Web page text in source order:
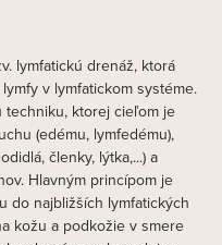
lymfatickú drenáž, ktorá
v lymfatickom systéme.
techniku, ktorej cieľom je
(edému, lymfedému),
členky, lýtka,...) a
Hlavným princípom je
do najbližších lymfatických
kožu a podkožie v smere